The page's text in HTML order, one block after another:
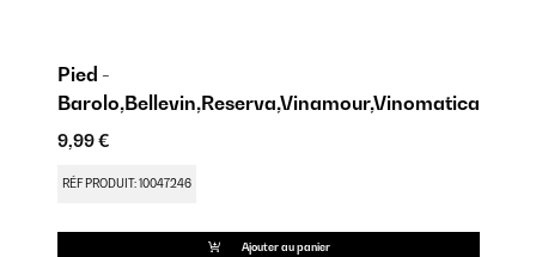
Pied -
Barolo,Bellevin,Reserva,Vinamour,Vinomatica
9,99 €
RÉF PRODUIT: 10047246
Ajouter au panier